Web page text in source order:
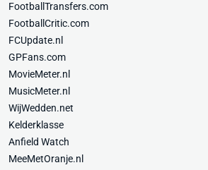
FootballTransfers.com
FootballCritic.com
FCUpdate.nl
GPFans.com
MovieMeter.nl
MusicMeter.nl
WijWedden.net
Kelderklasse
Anfield Watch
MeeMetOranje.nl